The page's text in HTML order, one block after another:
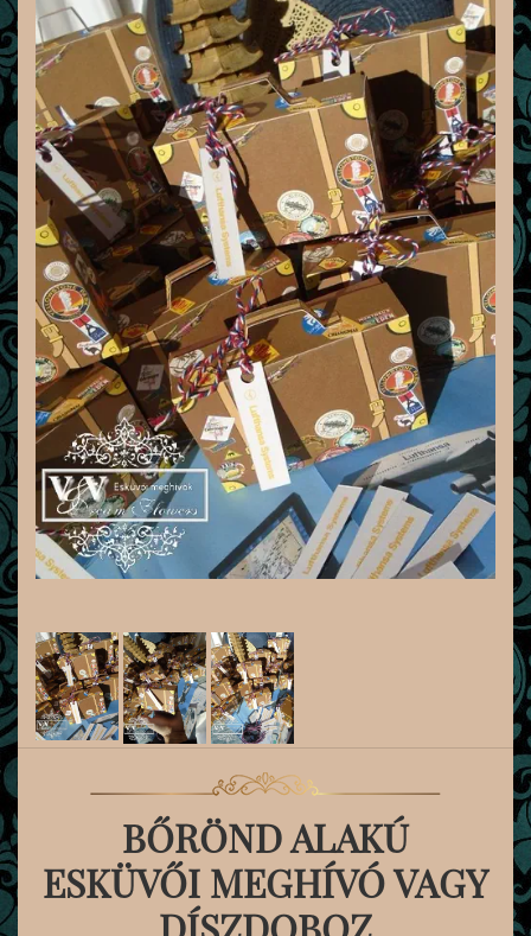
BŐRÖND ALAKÚ
ESKÜVŐI MEGHÍVÓ VAGY